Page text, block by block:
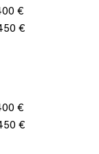
€
€
€
€